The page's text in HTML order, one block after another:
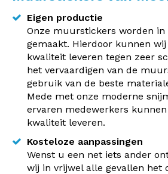
Eigen productie
Onze muurstickers worden in
gemaakt. Hierdoor kunnen wij
kwaliteit leveren tegen zeer
het vervaardigen van de
gebruik van de beste
Mede met onze moderne
ervaren medewerkers
kwaliteit leveren.
Kosteloze aanpassingen
Wenst u een net iets ander
wij in vrijwel alle gevallen het